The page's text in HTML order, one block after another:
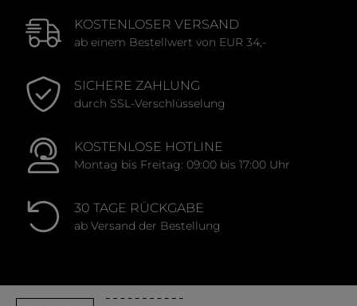
KOSTENLOSER VERSAND
ab einem Bestellwert von EUR 34,-
SICHERE ZAHLUNG
durch SSL-Verschlüsselung
KOSTENLOSE HOTLINE
Montag bis Freitag: 09:00 bis 17:00 Uhr
30 TAGE RÜCKGABE
ab Versand der Bestellung